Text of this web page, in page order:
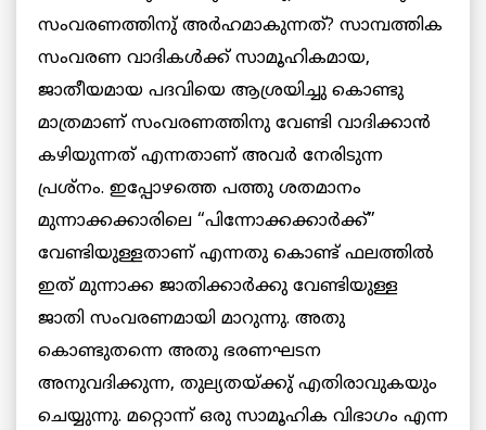
സംവരണത്തിനു് അര്‍ഹമാകുന്നത്? സാമ്പത്തിക
സംവരണ വാദികള്‍ക്ക് സാമൂഹികമായ,
ജാതീയമായ പദവിയെ ആശ്രയിച്ചു കൊണ്ടു
മാത്രമാണ് സംവരണത്തിനു വേണ്ടി വാദിക്കാന്‍
കഴിയുന്നത് എന്നതാണ് അവര്‍ നേരിടുന്ന
പ്രശ്നം. ഇപ്പോഴത്തെ പത്തു ശതമാനം
മുന്നാക്കക്കാരിലെ “പിന്നോക്കക്കാര്‍ക്ക്”
വേണ്ടിയുള്ളതാണ് എന്നതു കൊണ്ട് ഫലത്തില്‍
ഇത് മുന്നാക്ക ജാതിക്കാര്‍ക്കു വേണ്ടിയുള്ള
ജാതി സംവരണമായി മാറുന്നു. അതു
കൊണ്ടുതന്നെ അതു ഭരണഘടന
അനുവദിക്കുന്ന, തുല്യതയ്ക്കു് എതിരാവുകയും
ചെയ്യുന്നു. മറ്റൊന്ന് ഒരു സാമൂഹിക വിഭാഗം എന്ന